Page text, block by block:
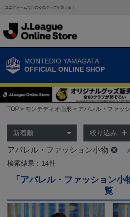
ユニフォームなどの公式グッズが買える！
MONTEDIO YAMAGATA
OFFICIAL ONLINE SHOP
TOP モンテディオ山形 アパレル・ファッ
絞り込み
アパレル・ファッション小物
検索結果：14件
「アパレル・ファッション
覧